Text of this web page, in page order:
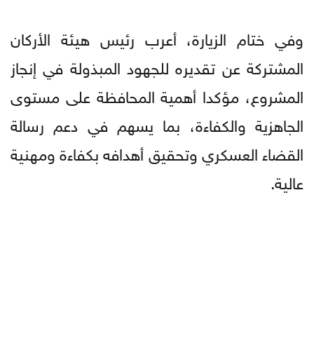
وفي ختام الزيارة، أعرب رئيس هيئة الأركان
المشتركة عن تقديره للجهود المبذولة في إنجاز
المشروع، مؤكدا أهمية المحافظة على مستوى
الجاهزية والكفاءة، بما يسهم في دعم رسالة
القضاء العسكري وتحقيق أهدافه بكفاءة ومهنية
عالية.